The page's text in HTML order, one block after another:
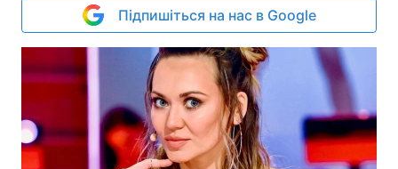
Підпишіться на нас в Google